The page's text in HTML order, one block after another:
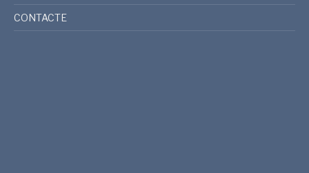
CONTACTE